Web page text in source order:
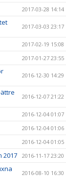
2017-03-28 14:14
2017-03-03 23:17
2017-02-19 15:08
2017-01-27 23:55
2016-12-30 14:29
2016-12-07 21:22
2016-12-04 01:07
2016-12-04 01:06
2016-12-04 01:05
2017 2016-11-17 23:20
2016-08-10 16:30